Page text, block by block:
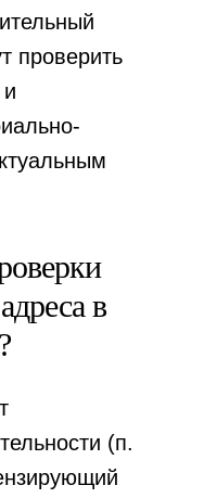
проверить
в
(п.